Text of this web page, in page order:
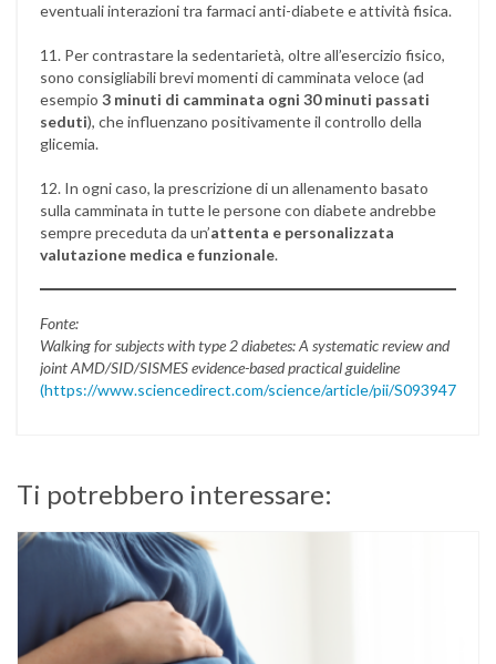
eventuali interazioni tra farmaci anti-diabete e attività fisica.
11. Per contrastare la sedentarietà, oltre all’esercizio fisico,
sono consigliabili brevi momenti di camminata veloce (ad
esempio 3 minuti di camminata ogni 30 minuti passati
seduti), che influenzano positivamente il controllo della
glicemia.
12. In ogni caso, la prescrizione di un allenamento basato
sulla camminata in tutte le persone con diabete andrebbe
sempre preceduta da un’attenta e personalizzata
valutazione medica e funzionale.
Fonte:
Walking for subjects with type 2 diabetes: A systematic review and
joint AMD/SID/SISMES evidence-based practical guideline
(https://www.sciencedirect.com/science/article/pii/
Ti potrebbero interessare: